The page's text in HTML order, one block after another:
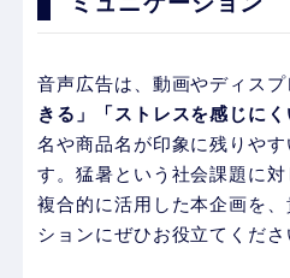
音声広告は、動画やディス
きる」「ストレスを感じにく
名や商品名が印象に残りや
す。猛暑という社会課題に
複合的に活用した本企画を
ションにぜひお役立てくださ